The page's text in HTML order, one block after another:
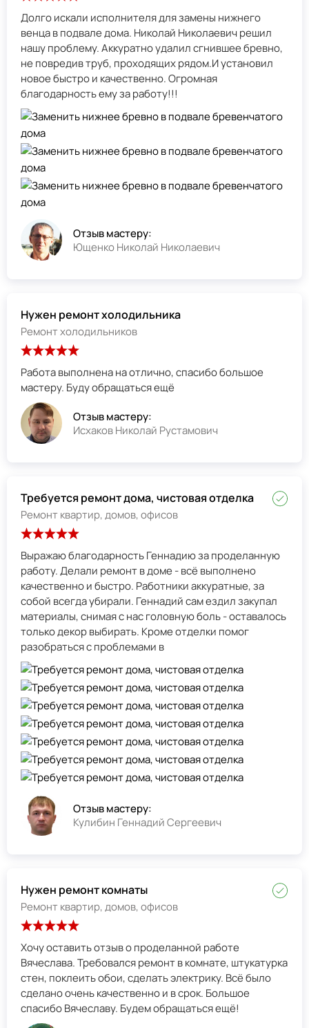
Долго искали исполнителя для замены нижнего
венца в подвале дома. Николай Николаевич решил
нашу проблему. Аккуратно удалил сгнившее бревно,
не повредив труб, проходящих рядом.И установил
новое быстро и качественно. Огромная
благодарность ему за работу!!!
Отзыв мастеру:
Ющенко Николай Николаевич
Нужен ремонт холодильника
Ремонт холодильников
Работа выполнена на отлично, спасибо большое
мастеру. Буду обращаться ещё
Отзыв мастеру:
Исхаков Николай Рустамович
Требуется ремонт дома, чистовая отделка
Ремонт квартир, домов, офисов
Выражаю благодарность Геннадию за проделанную
работу. Делали ремонт в доме - всё выполнено
качественно и быстро. Работники аккуратные, за
собой всегда убирали. Геннадий сам ездил закупал
материалы, снимая с нас головную боль - оставалось
только декор выбирать. Кроме отделки помог
разобраться с проблемами в
Отзыв мастеру:
Кулибин Геннадий Сергеевич
Нужен ремонт комнаты
Ремонт квартир, домов, офисов
Хочу оставить отзыв о проделанной работе
Вячеслава. Требовался ремонт в комнате, штукатурка
стен, поклеить обои, сделать электрику. Всё было
сделано очень качественно и в срок. Большое
спасибо Вячеславу. Будем обращаться ещё!